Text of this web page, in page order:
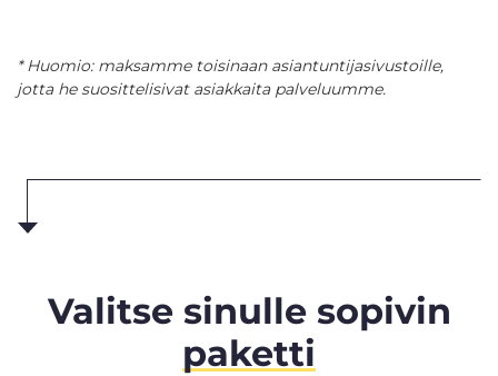
* Huomio: maksamme toisinaan asiantuntijasivustoille,
jotta he suosittelisivat asiakkaita palveluumme.
Valitse sinulle sopivin
paketti